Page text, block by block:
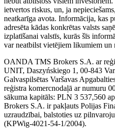
ietvertos riskus, un, ja
neatkarīga avota. Informācija, kas
adresēta kādas konkrētas valsts
izplatīšanai valstīs, kurās šīs
var neatbilst vietējiem likumiem un
OANDA TMS Brokers S.A. ar
UNIT, Daszyńskiego 1, 00-843
Galvaspilsētas Varšavas
reģistra komercnodaļā ar numuru
sākuma kapitāls: PLN 3 537,560
Brokers S.A. ir pakļauts Polijas
uzraudzībai, balstoties uz
(KPWig-4021-54-1/2004).